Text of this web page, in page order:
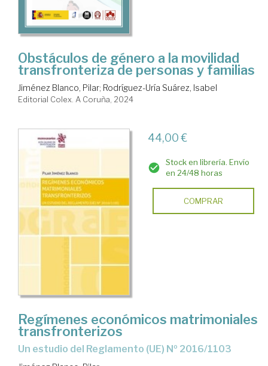
Obstáculos de género a la movilidad
transfronteriza de personas y familias
Jiménez Blanco, Pilar; Rodríguez-Uría Suárez, Isabel
Editorial Colex. A Coruña, 2024
44,00 €
Stock en librería. Envío
en 24/48 horas
COMPRAR
Regímenes económicos matrimoniales
transfronterizos
un estudio del Reglamento (UE) Nº 2016/1103